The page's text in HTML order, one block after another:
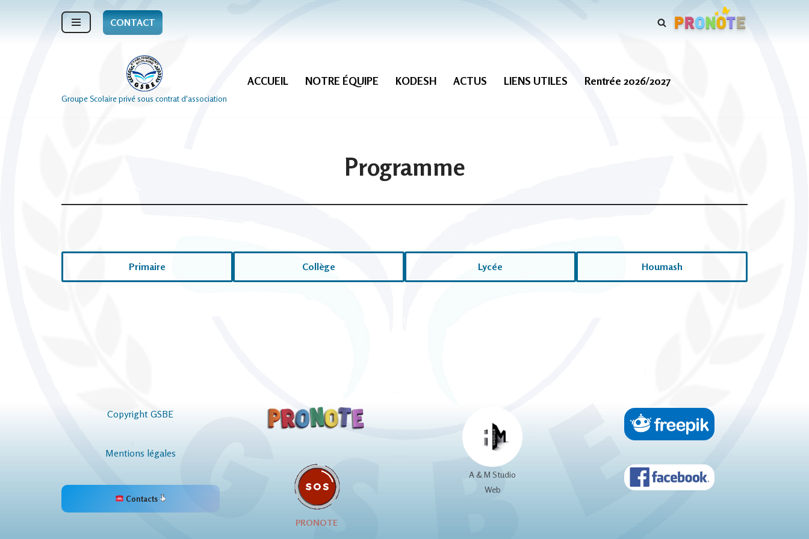
CONTACT
Groupe Scolaire privé sous contrat d'association
ACCUEIL NOTRE ÉQUIPE KODESH ACTUS LIENS UTILES Rentrée 2026/2027
Programme
Primaire Collège Lycée Houmash
Copyright GSBE
Mentions légales
Contacts
PRONOTE
A & M Studio
Web